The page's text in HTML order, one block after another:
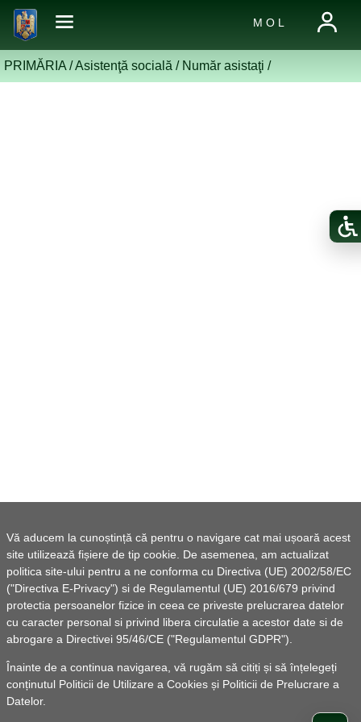
Vă aducem la cunoștință că pentru o navigare cat mai ușoară acest
site utilizează fișiere de tip cookie. De asemenea, am actualizat
politica site-ului pentru a ne conforma cu Directiva (UE) 2002/58/EC
("Directiva E-Privacy") si de Regulamentul (UE) 2016/679 privind
protectia persoanelor fizice in ceea ce priveste prelucrarea datelor
cu caracter personal si privind libera circulatie a acestor date si de
abrogare a Directivei 95/46/CE ("Regulamentul GDPR").
Înainte de a continua navigarea, vă rugăm să citiți și să înțelegeți
conținutul Politicii de Utilizare a Cookies și Politicii de Prelucrare a
Datelor.
M O L
PRIMĂRIA /Asistenţă socială / Număr asistaţi /